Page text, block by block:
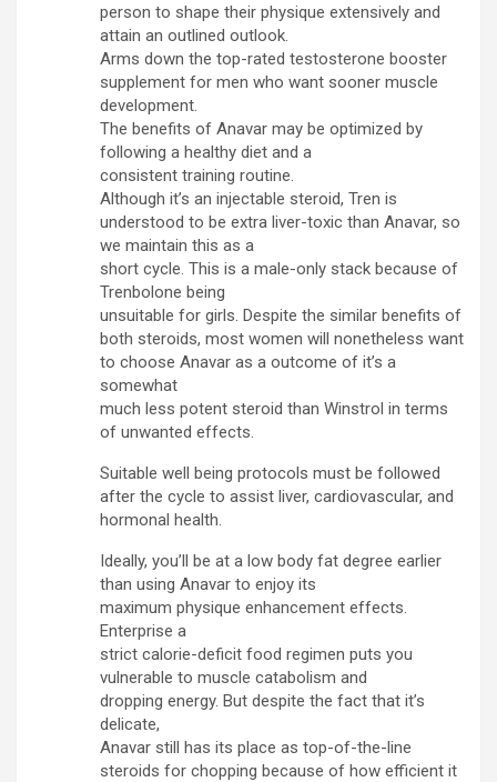
person to shape their physique extensively and
attain an outlined outlook.
Arms down the top-rated testosterone booster
supplement for men who want sooner muscle
development.
The benefits of Anavar may be optimized by
following a healthy diet and a
consistent training routine.
Although it’s an injectable steroid, Tren is
understood to be extra liver-toxic than Anavar, so
we maintain this as a
short cycle. This is a male-only stack because of
Trenbolone being
unsuitable for girls. Despite the similar benefits of
both steroids, most women will nonetheless want
to choose Anavar as a outcome of it’s a
somewhat
much less potent steroid than Winstrol in terms
of unwanted effects.
Suitable well being protocols must be followed
after the cycle to assist liver, cardiovascular, and
hormonal health.
Ideally, you’ll be at a low body fat degree earlier
than using Anavar to enjoy its
maximum physique enhancement effects.
Enterprise a
strict calorie-deficit food regimen puts you
vulnerable to muscle catabolism and
dropping energy. But despite the fact that it’s
delicate,
Anavar still has its place as top-of-the-line
steroids for chopping because of how efficient it